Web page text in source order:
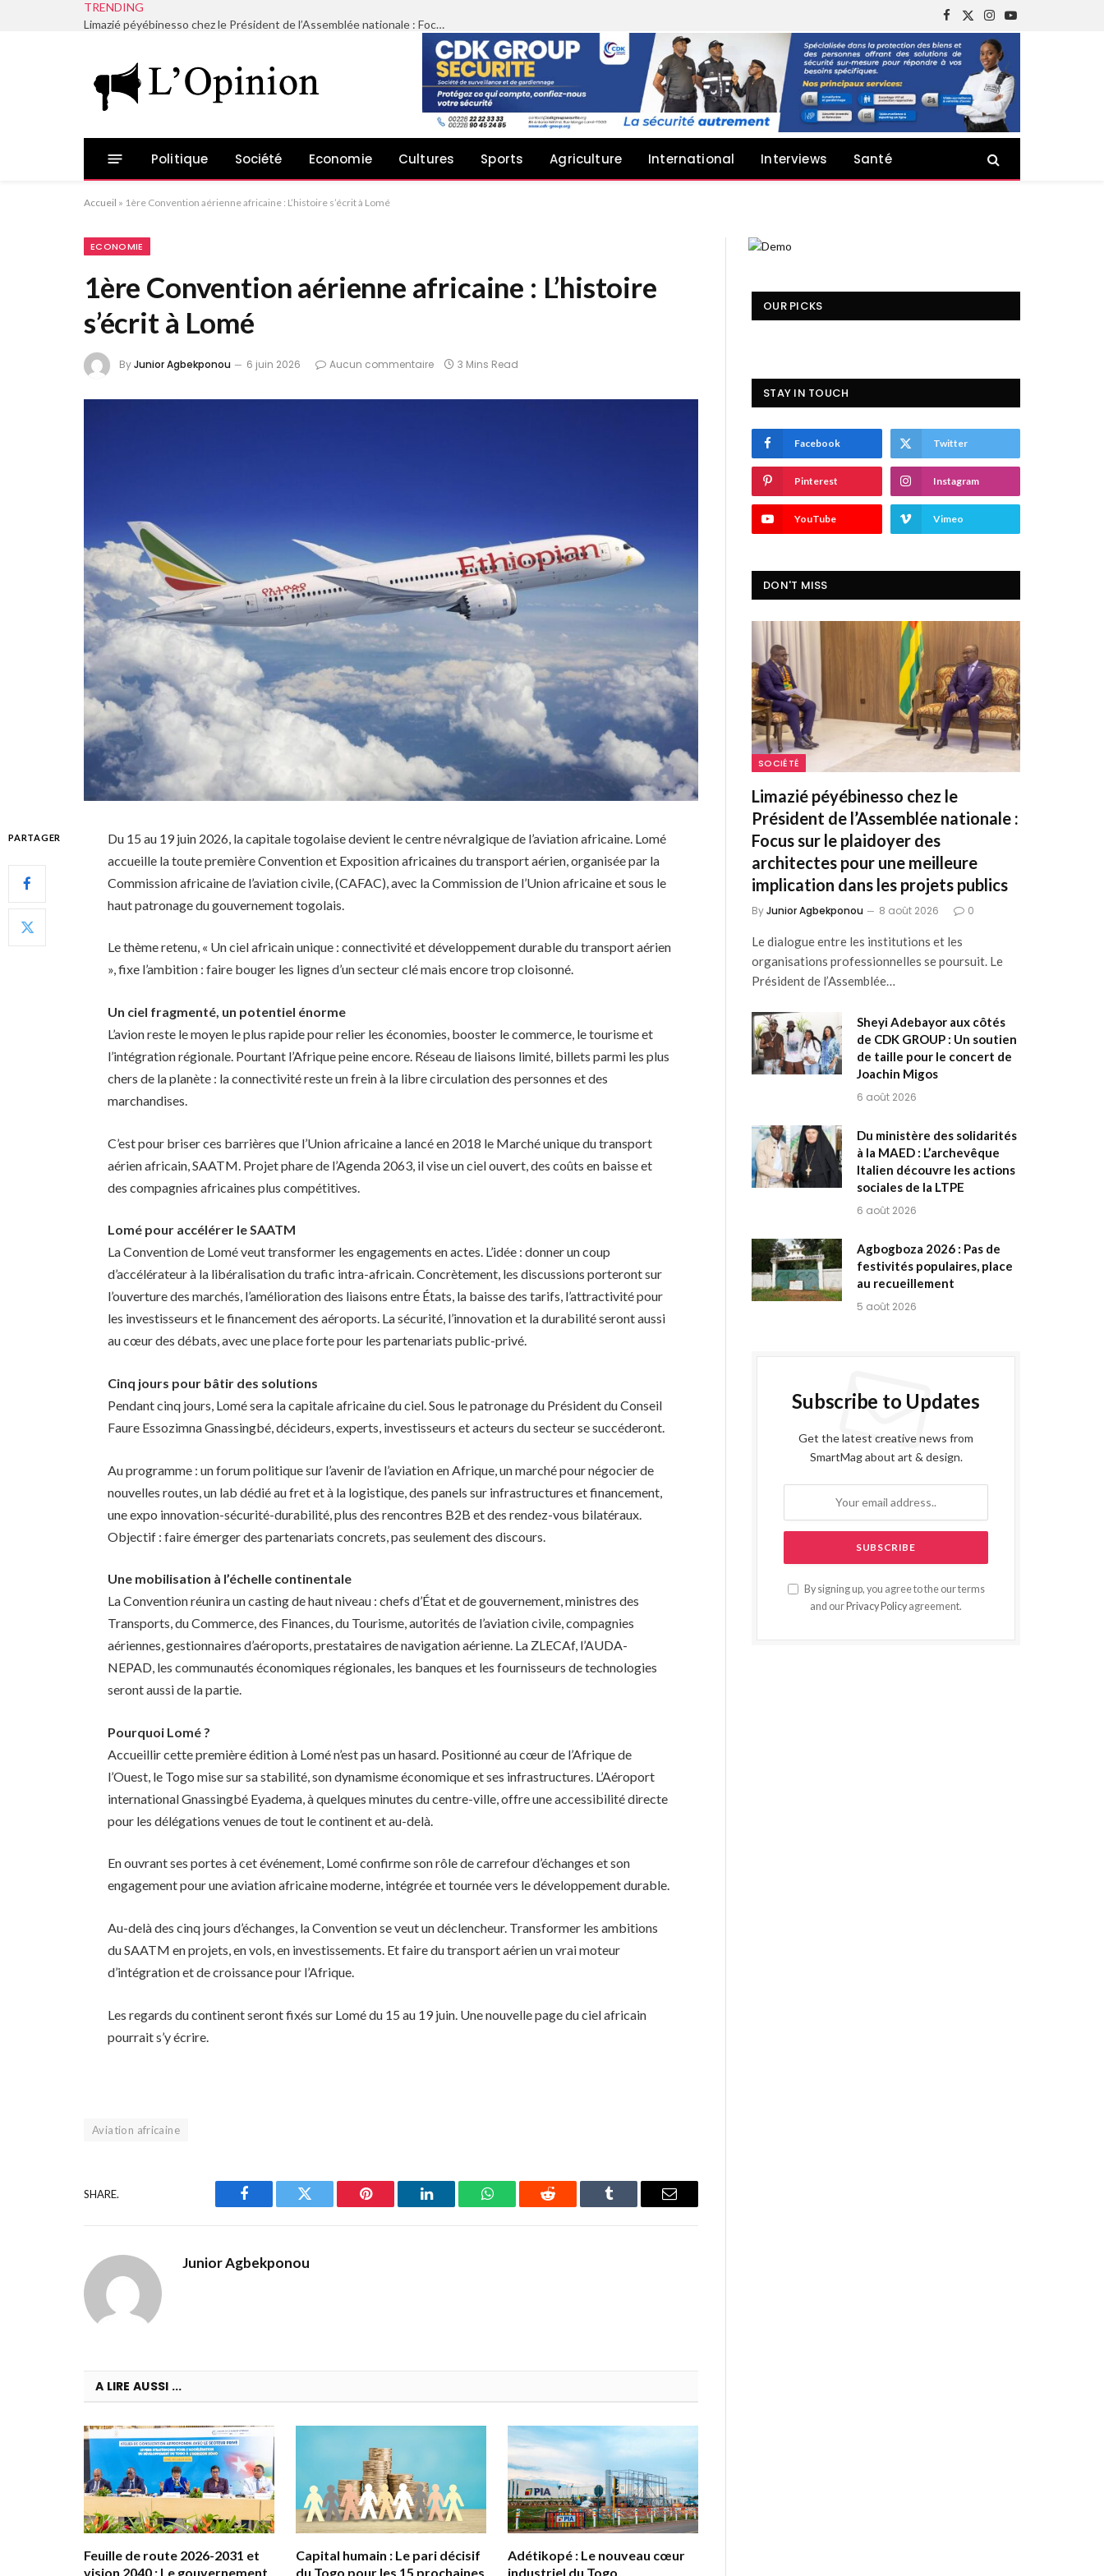
TRENDING
Limazié péyébinesso chez le Président de l’Assemblée nationale : Focus sur le plaidoyer des architectes pour une meilleure implication dans les projets publics
Facebook
X
(Twitter)
Instagram
YouTube
Politique Société Economie Cultures Sports Agriculture International Interviews Santé
Accueil » 1ère Convention aérienne africaine : L’histoire s’écrit à Lomé
ECONOMIE
1ère Convention aérienne africaine : L’histoire
s’écrit à Lomé
ByJunior Agbekponou 6 juin 2026 Aucun commentaire 3 Mins Read
PARTAGER
Du 15 au 19 juin 2026, la capitale togolaise devient le centre névralgique de l’aviation africaine. Lomé
accueille la toute première Convention et Exposition africaines du transport aérien, organisée par la
Commission africaine de l’aviation civile, (CAFAC), avec la Commission de l’Union africaine et sous le
haut patronage du gouvernement togolais.
Le thème retenu, « Un ciel africain unique : connectivité et développement durable du transport aérien
», fixe l’ambition : faire bouger les lignes d’un secteur clé mais encore trop cloisonné.
Un ciel fragmenté, un potentiel énorme
L’avion reste le moyen le plus rapide pour relier les économies, booster le commerce, le tourisme et
l’intégration régionale. Pourtant l’Afrique peine encore. Réseau de liaisons limité, billets parmi les plus
chers de la planète : la connectivité reste un frein à la libre circulation des personnes et des
marchandises.
C’est pour briser ces barrières que l’Union africaine a lancé en 2018 le Marché unique du transport
aérien africain, SAATM. Projet phare de l’Agenda 2063, il vise un ciel ouvert, des coûts en baisse et
des compagnies africaines plus compétitives.
Lomé pour accélérer le SAATM
La Convention de Lomé veut transformer les engagements en actes. L’idée : donner un coup
d’accélérateur à la libéralisation du trafic intra-africain. Concrètement, les discussions porteront sur
l’ouverture des marchés, l’amélioration des liaisons entre États, la baisse des tarifs, l’attractivité pour
les investisseurs et le financement des aéroports. La sécurité, l’innovation et la durabilité seront aussi
au cœur des débats, avec une place forte pour les partenariats public-privé.
Cinq jours pour bâtir des solutions
Pendant cinq jours, Lomé sera la capitale africaine du ciel. Sous le patronage du Président du Conseil
Faure Essozimna Gnassingbé, décideurs, experts, investisseurs et acteurs du secteur se succéderont.
Au programme : un forum politique sur l’avenir de l’aviation en Afrique, un marché pour négocier de
nouvelles routes, un lab dédié au fret et à la logistique, des panels sur infrastructures et financement,
une expo innovation-sécurité-durabilité, plus des rencontres B2B et des rendez-vous bilatéraux.
Objectif : faire émerger des partenariats concrets, pas seulement des discours.
Une mobilisation à l’échelle continentale
La Convention réunira un casting de haut niveau : chefs d’État et de gouvernement, ministres des
Transports, du Commerce, des Finances, du Tourisme, autorités de l’aviation civile, compagnies
aériennes, gestionnaires d’aéroports, prestataires de navigation aérienne. La ZLECAf, l’AUDA-
NEPAD, les communautés économiques régionales, les banques et les fournisseurs de technologies
seront aussi de la partie.
Pourquoi Lomé ?
Accueillir cette première édition à Lomé n’est pas un hasard. Positionné au cœur de l’Afrique de
l’Ouest, le Togo mise sur sa stabilité, son dynamisme économique et ses infrastructures. L’Aéroport
international Gnassingbé Eyadema, à quelques minutes du centre-ville, offre une accessibilité directe
pour les délégations venues de tout le continent et au-delà.
En ouvrant ses portes à cet événement, Lomé confirme son rôle de carrefour d’échanges et son
engagement pour une aviation africaine moderne, intégrée et tournée vers le développement durable.
Au-delà des cinq jours d’échanges, la Convention se veut un déclencheur. Transformer les ambitions
du SAATM en projets, en vols, en investissements. Et faire du transport aérien un vrai moteur
d’intégration et de croissance pour l’Afrique.
Les regards du continent seront fixés sur Lomé du 15 au 19 juin. Une nouvelle page du ciel africain
pourrait s’y écrire.
Aviation africaine
SHARE.
Facebook Twitter Pinterest LinkedIn WhatsAppReddit Tumblr Email
Junior Agbekponou
A LIRE AUSSI ...
Feuille de route 2026-2031 et
vision 2040 : Le gouvernement
Capital humain : Le pari décisif
du Togo pour les 15 prochaines
Adétikopé : Le nouveau cœur
industriel du Togo
OUR PICKS
STAY IN TOUCH
Facebook Twitter
Pinterest Instagram
YouTube Vimeo
DON'T MISS
SOCIÉTÉ
Limazié péyébinesso chez le
Président de l’Assemblée nationale :
Focus sur le plaidoyer des
architectes pour une meilleure
implication dans les projets publics
ByJunior Agbekponou 8 août 2026 0
Le dialogue entre les institutions et les
organisations professionnelles se poursuit. Le
Président de l’Assemblée…
Sheyi Adebayor aux côtés
de CDK GROUP : Un soutien
de taille pour le concert de
Joachin Migos
6 août 2026
Du ministère des solidarités
à la MAED : L’archevêque
Italien découvre les actions
sociales de la LTPE
6 août 2026
Agbogboza 2026 : Pas de
festivités populaires, place
au recueillement
5 août 2026
Subscribe to Updates
Get the latest creative news from
SmartMag about art & design.
By signing up, you agree to the our terms
and our Privacy Policy agreement.